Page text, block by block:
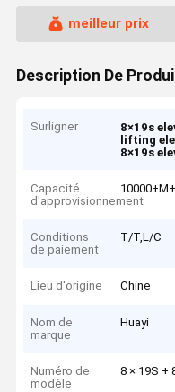
meilleur prix
Description De
Surligner 8×19s
lifting
8×19s
Capacité
d'approvisionnement
10000+M+
Conditions
de paiement
T/T,L/C
Lieu d'origine Chine
Nom de
marque
Huayi
Numéro de
modèle
8 × 19S +